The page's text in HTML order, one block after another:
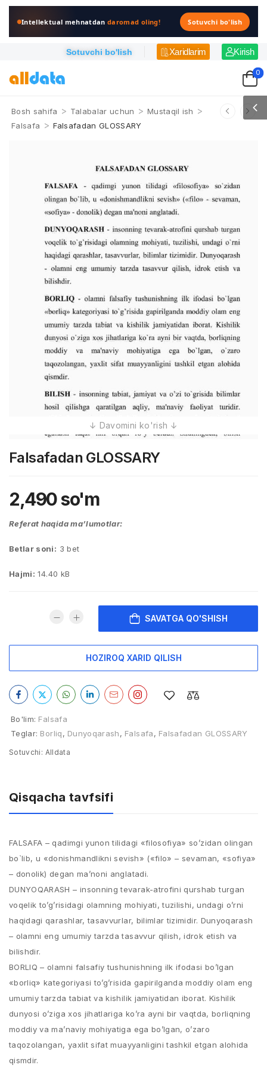
Intellektual mehnatdandaromad oling! Sotuvchi bo'lish
Sotuvchi bo'lish Xaridlarim Kirish
0
Bosh sahifa > Talabalar uchun > Mustaqil ish >
Falsafa > Falsafadan GLOSSARY
Falsafadan GLOSSARY
2,490so'm
Referat haqida ma’lumotlar:
Betlar soni: 3 bet
Hajmi: 14.40 kB
SAVATGA QO'SHISH
HOZIROQ XARID QILISH
Bo'lim: Falsafa
Teglar: Borliq, Dunyoqarash, Falsafa, Falsafadan GLOSSARY
Sotuvchi: Alldata
Qisqacha tavfsifi
FALSAFA – qadimgi yunon tilidagi «filosofiya» so’zidan olingan
bo`lib, u «donishmandlikni sеvish» («filo» – sеvaman, «sofiya»
– donolik) dеgan ma’noni anglatadi.
DUNYOQARASH – insonning tеvarak-atrofini qurshab turgan
voqеlik to’g’risidagi olamning mohiyati, tuzilishi, undagi o’rni
haqidagi qarashlar, tasavvurlar, bilimlar tizimidir. Dunyoqarash
– olamni eng umumiy tarzda tasavvur qilish, idrok etish va
bilishdir.
BORLIQ – olamni falsafiy tushunishning ilk ifodasi bo’lgan
«borliq» katеgoriyasi to’g’risida gapirilganda moddiy olam eng
umumiy tarzda tabiat va kishilik jamiyatidan iborat. Kishilik
dunyosi o’ziga xos jihatlariga ko’ra ayni bir vaqtda, borliqning
moddiy va ma’naviy mohiyatiga ega bo’lgan, o’zaro
taqozolangan, yaxlit sifat muayyanligini tashkil etgan alohida
qismdir.